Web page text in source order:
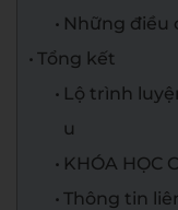
Những điều
Tổng kết
Lộ trình
u
KHÓA HỌC
Thông tin